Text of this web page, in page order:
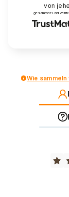
von
gesammelt und
Wie sammeln